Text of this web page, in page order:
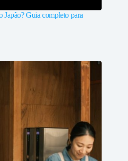
Japão? Guia completo para